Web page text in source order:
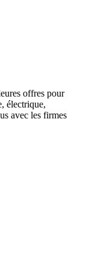
offres pour
électrique,
avec les firmes